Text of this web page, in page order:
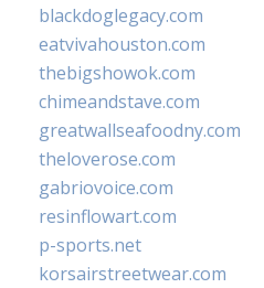
blackdoglegacy.com
eatvivahouston.com
thebigshowok.com
chimeandstave.com
greatwallseafoodny.com
theloverose.com
gabriovoice.com
resinflowart.com
p-sports.net
korsairstreetwear.com